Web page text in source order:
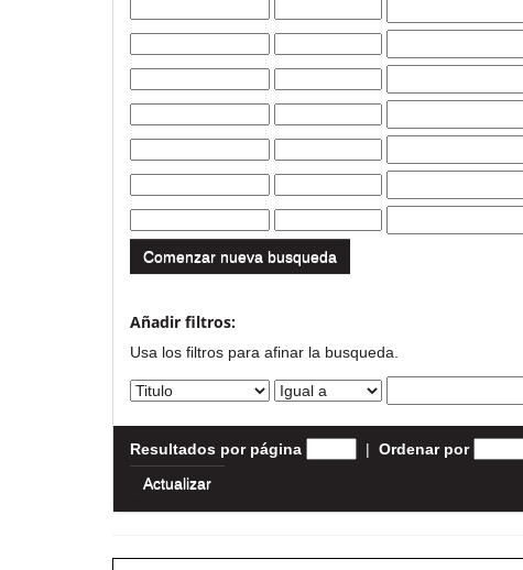
Comenzar nueva busqueda
Añadir filtros:
Usa los filtros para afinar la busqueda.
Resultados por página | Ordenar por